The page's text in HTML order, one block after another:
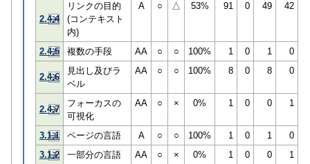
2.4.4
リンクの目的
(コンテキスト
内)
A ○ △ 53% 91 0 49 42
2.4.5 複数の手段 AA ○ ○ 100% 1 0 1 0
2.4.6
見出し及びラ
ベル
AA ○ ○ 100% 8 0 8 0
2.4.7
フォーカスの
可視化
AA ○ × 0% 1 0 0 1
3.1.1 ページの言語 A ○ ○ 100% 1 0 1
0
3.1.2
一部分の言語 AA ○ × 0% 1 0 0
1